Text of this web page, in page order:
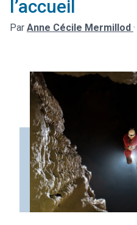
l’accueil
Par Anne Cécile Mermillod ·